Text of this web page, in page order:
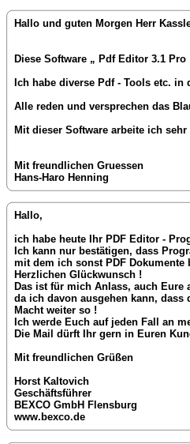
Hallo und guten Morgen Herr
Diese Software „ Pdf Editor 3.1
Ich habe diverse Pdf - Tools etc.
Alle reden und versprechen das
Mit dieser Software arbeite ich
Mit freundlichen Gruessen
Hans-Haro Henning
Hallo,
ich habe heute Ihr PDF Editor -
Ich kann nur bestätigen, dass
mit dem ich sonst PDF
Herzlichen Glückwunsch !
Das ist für mich Anlass, auch Eure
da ich davon ausgehen kann,
Macht weiter so !
Ich werde Euch auf jeden Fall an
Die Mail dürft Ihr gern in Euren
Mit freundlichen Grüßen
Horst Kaltovich
Geschäftsführer
BEXCO GmbH Flensburg
www.bexco.de